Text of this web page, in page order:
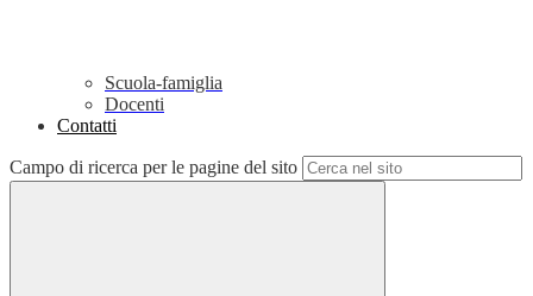
Scuola-famiglia
Docenti
Contatti
Campo di ricerca per le pagine del sito